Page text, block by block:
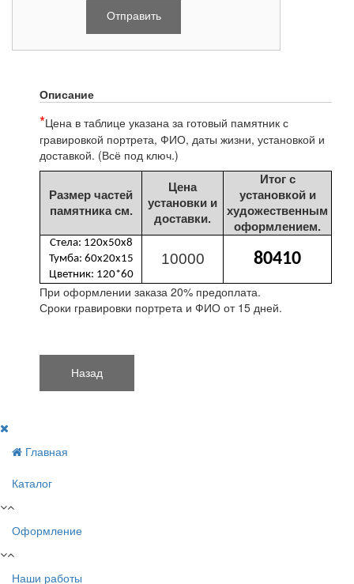
Описание
*Цена в таблице указана за готовый памятник с
гравировкой портрета, ФИО, даты жизни, установкой и
доставкой. (Всё под ключ.)
Размер частей
памятника см.
Цена
установки и
доставки.
Итог с
установкой и
художественным
оформлением.
Стела: 120х50х8
Тумба: 60х20х15
Цветник: 120*60
10000 80410
При оформлении заказа 20% предоплата.
Сроки гравировки портрета и ФИО от 15 дней.
Главная
Каталог
Оформление
Наши работы